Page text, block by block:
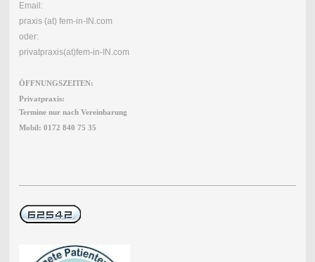
Email:
praxis (at) fem-in-IN.com
oder:
privatpraxis(at)fem-in-IN.com
ÖFFNUNGSZEITEN:
Privatpraxis:
Termine nur nach Vereinbarung
Mobil: 0172 840 75 35